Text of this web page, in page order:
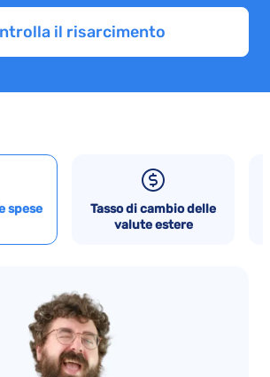
il risarcimento
spese
Tasso di cambio delle
valute estere